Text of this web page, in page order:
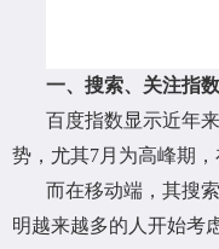
一、搜索、关注指数
百度指数显示近年
势，尤其7月为高峰期
而在移动端，其搜
明越来越多的人开始考